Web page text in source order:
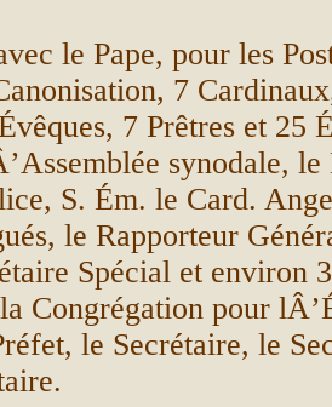
le Pape, pour les
7
7 Prêtres et 25
synodale, le
S. Ém. le Card.
le Rapporteur
Spécial et environ
Congrégation pour
le Secrétaire, le